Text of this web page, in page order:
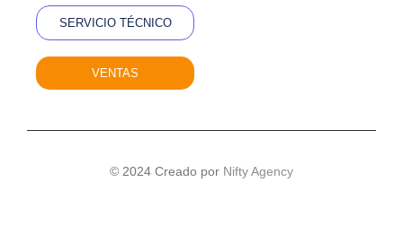
SERVICIO TÉCNICO
VENTAS
© 2024 Creado por Nifty Agency